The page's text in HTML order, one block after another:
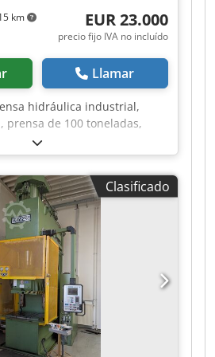
km EUR 23.000
precio fijo IVA no incluído
Llamar
hidráulica industrial,
prensa de 100 toneladas,
marco en C, HYDRAP
100, máquina usada.
PRESSEN GmbH
fabricante de primera
de prensas industriales.
Número de serie (Fabrik-Nr.):
(Baujahr): 1991 Peso:
Usada, diseño industrial de
técnicos y de
permitida / Fuerza de
1000 kN
100 toneladas de capacidad)
300 mm Tipo de
Clasificado